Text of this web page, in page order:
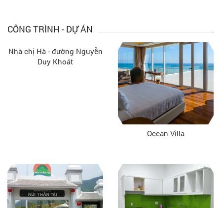
CÔNG TRÌNH - DỰ ÁN
Nhà chị Hà - đường Nguyễn
Duy Khoát
Ocean Villa